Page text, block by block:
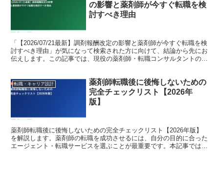
の影響と薬剤師が今すぐ転職を検
討すべき理由
「【2026/07/21最新】調剤報酬改定の影響と薬剤師が今すぐ転職を検
討すべき理由」が気になって検索された方に向けて、結論から先にお
伝えします。この記事では、現役の薬剤師・転職コンサルタントの視
転職・キャリア設計
薬剤師転職後に後悔しないための
完全チェックリスト【2026年
版】
薬剤師転職後に後悔しないための完全チェックリスト【2026年版】
を解説します。薬剤師の転職を成功させるには、自分の目的に合った
エージェント・転職サービスを選ぶことが最重要です。本記事では現